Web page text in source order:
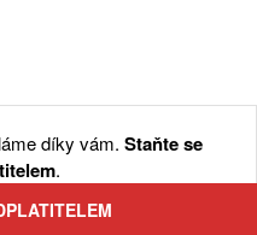
díky vám. Staňte se
.